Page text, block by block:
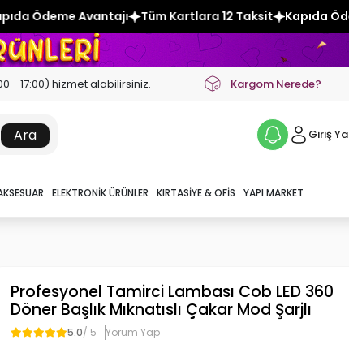
Tüm Kartlara 12 Taksit Kapıda Ödeme Avantajı
- 17:00) hizmet alabilirsiniz. Kargom Nerede?
Ara Giriş
ELEKTRONIK ÜRÜNLER KIRTASIYE & OFIS YAPI MARKET
Profesyonel Tamirci Lambası Cob LED 360
Döner Başlık Mıknatıslı Çakar Mod Şarjlı
5.0/ 5 Yorum Yap